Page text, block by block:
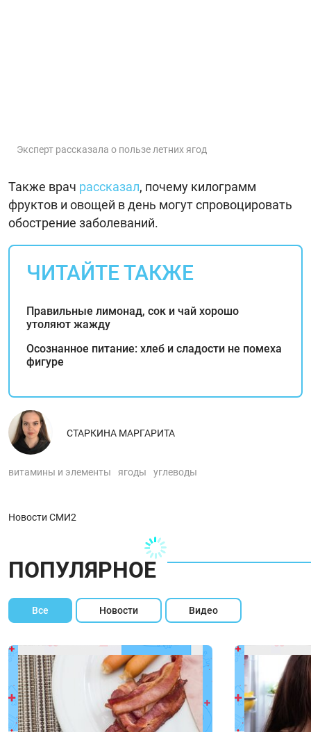
Эксперт рассказала о пользе летних ягод
Также врач рассказал, почему килограмм
фруктов и овощей в день могут спровоцировать
обострение заболеваний.
ЧИТАЙТЕ ТАКЖЕ
Правильные лимонад, сок и чай хорошо
утоляют жажду
Осознанное питание: хлеб и сладости не помеха
фигуре
СТАРКИНА МАРГАРИТА
витамины и элементы ягоды углеводы
Новости СМИ2
ПОПУЛЯРНОЕ
Все Новости Видео